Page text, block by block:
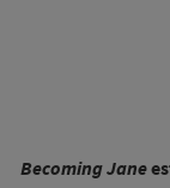
Becoming Jane